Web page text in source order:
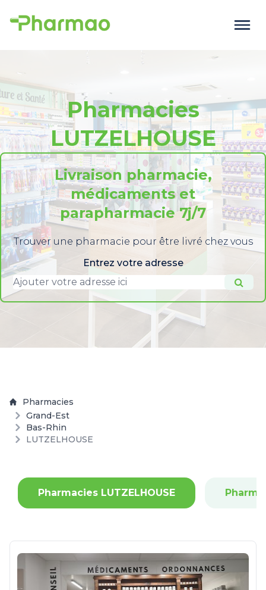
Pharmacies
LUTZELHOUSE
Livraison pharmacie,
médicaments et
parapharmacie 7j/7
Trouver une pharmacie pour être livré chez vous
Entrez votre adresse
Pharmacies
Grand-Est
Bas-Rhin
LUTZELHOUSE
Pharmacies LUTZELHOUSE